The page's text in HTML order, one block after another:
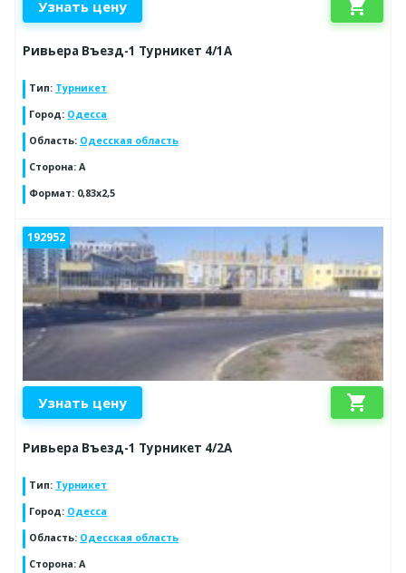
Узнать цену shopping_cart
Ривьера Въезд-1 Турникет 4/1А
Тип: Турникет
Город: Одесса
Область: Одесская область
Сторона: A
Формат: 0,83х2,5
192952
Узнать цену shopping_cart
Ривьера Въезд-1 Турникет 4/2А
Тип: Турникет
Город: Одесса
Область: Одесская область
Сторона: A